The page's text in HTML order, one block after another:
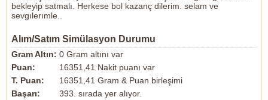
bekleyip satmalı. Herkese bol kazanç dilerim. selam ve
sevgılerımle..
Alım/Satım Simülasyon Durumu
Gram Altın: 0 Gram altını var
Puan:
16351,41 Nakit puanı var
T. Puan:
16351,41 Gram & Puan birleşimi
Başarı:
393. sırada yer alıyor.